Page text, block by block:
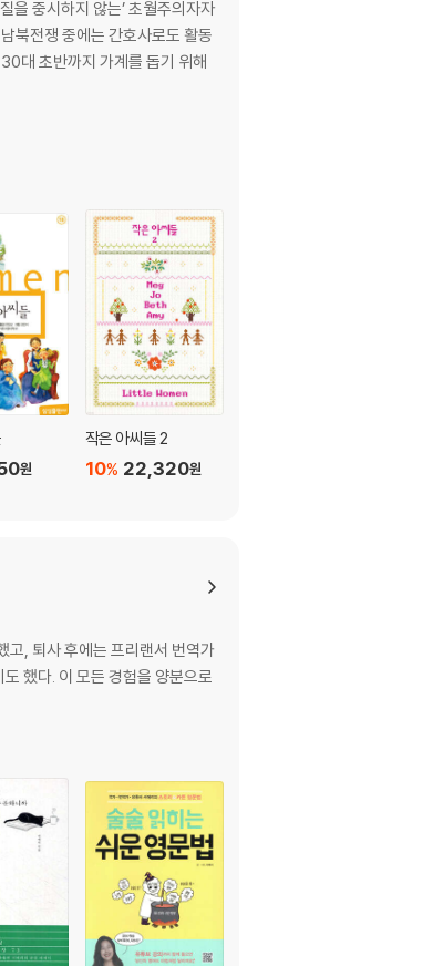
중시하지 않는’ 초월주의자자
북전쟁 중에는 간호사로도 활동
대 초반까지 가계를 돕기 위해
원
작은 아씨들 2
22,320원
10%
고, 퇴사 후에는 프리랜서 번역가
했다. 이 모든 경험을 양분으로